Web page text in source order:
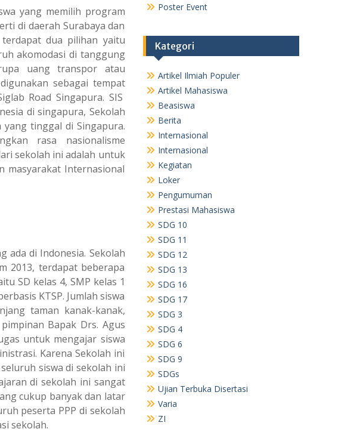
yang memilih program
di daerah Surabaya dan
dua pilihan yaitu
akomodasi di tanggung
uang transpor atau
sebagai tempat
Road Singapura. SIS
di singapura, Sekolah
tinggal di Singapura.
rasa nasionalisme
sekolah ini adalah untuk
masyarakat Internasional
di Indonesia. Sekolah
2013, terdapat beberapa
SD kelas 4, SMP kelas 1
KTSP. Jumlah siswa
taman kanak-kanak,
Bapak Drs. Agus
untuk mengajar siswa
Karena Sekolah ini
siswa di sekolah ini
di sekolah ini sangat
cukup banyak dan latar
peserta PPP di sekolah
sekolah.
Poster Event
Kategori
Artikel Ilmiah Populer
Artikel Mahasiswa
Beasiswa
Berita
Internasional
Internasional
Kegiatan
Loker
Pengumuman
Prestasi Mahasiswa
SDG 10
SDG 11
SDG 12
SDG 13
SDG 16
SDG 17
SDG 3
SDG 4
SDG 6
SDG 9
SDGs
Ujian Terbuka Disertasi
Varia
ZI